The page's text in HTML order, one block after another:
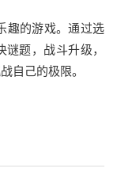
趣的游戏。通过选
题，战斗升级，
自己的极限。